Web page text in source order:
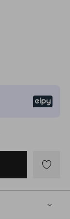
til